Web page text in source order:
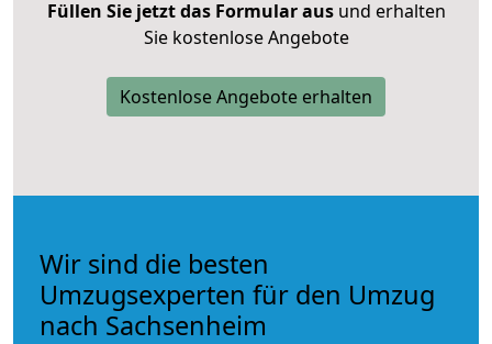
Füllen Sie jetzt das Formular ausund erhalten
Sie kostenlose Angebote
Kostenlose Angebote erhalten
Wir sind die besten
Umzugsexperten für den Umzug
nach Sachsenheim